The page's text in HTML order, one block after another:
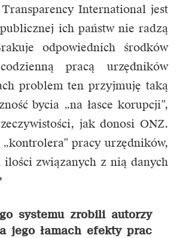
International jest
ich państw nie radzą
odpowiednich środków
pracą urzędników
problem ten przyjmuję taką
bycia „na łasce korupcji”,
jak donosi ONZ.
pracy urzędników,
związanych z nią danych
systemu zrobili autorzy
jego łamach efekty prac